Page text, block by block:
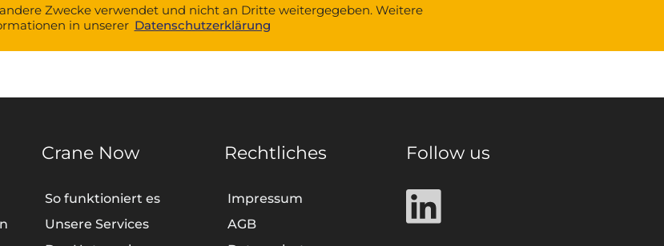
Zwecke verwendet und nicht an Dritte weitergegeben. Weitere
in unserer Datenschutzerklärung
Crane Now
So funktioniert es
Unsere Services
Rechtliches
Impressum
AGB
Follow us